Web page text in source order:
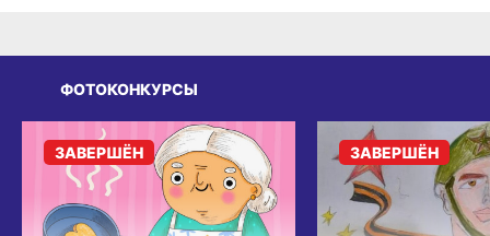
ФОТОКОНКУРСЫ
ЗАВЕРШЁН ЗАВЕРШЁН